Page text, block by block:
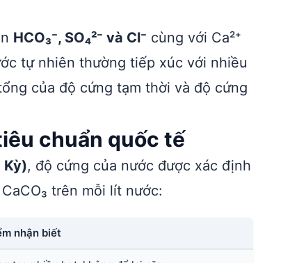
HCO₃⁻, SO₄²⁻ và Cl⁻ cùng với Ca²⁺
tự nhiên thường tiếp xúc với nhiều
của độ cứng tạm thời và độ cứng
chuẩn quốc tế
Kỳ), độ cứng của nước được xác định
trên mỗi lít nước:
nhận biết